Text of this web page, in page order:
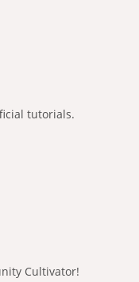
tutorials.
Cultivator!